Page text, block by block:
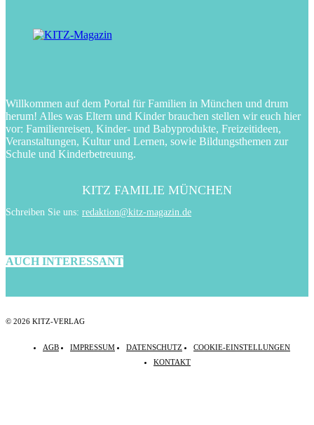
Willkommen auf dem Portal für Familien in München und drum
herum! Alles was Eltern und Kinder brauchen stellen wir euch hier
vor: Familienreisen, Kinder- und Babyprodukte, Freizeitideen,
Veranstaltungen, Kultur und Lernen, sowie Bildungsthemen zur
Schule und Kinderbetreuung.
KITZ FAMILIE MÜNCHEN
Schreiben Sie uns: redaktion@kitz-magazin.de
AUCH INTERESSANT
© 2026 KITZ-VERLAG
AGB IMPRESSUM DATENSCHUTZ
COOKIE-EINSTELLUNGEN
KONTAKT